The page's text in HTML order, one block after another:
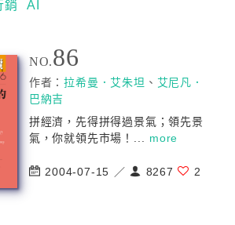
銷 AI
NO.86
作者：拉希曼．艾朱坦 、 艾尼凡．
巴納吉
拼經濟，先得拼得過景氣；領先景
氣，你就領先市場！... more
2004-07-15 ／ 8267 2